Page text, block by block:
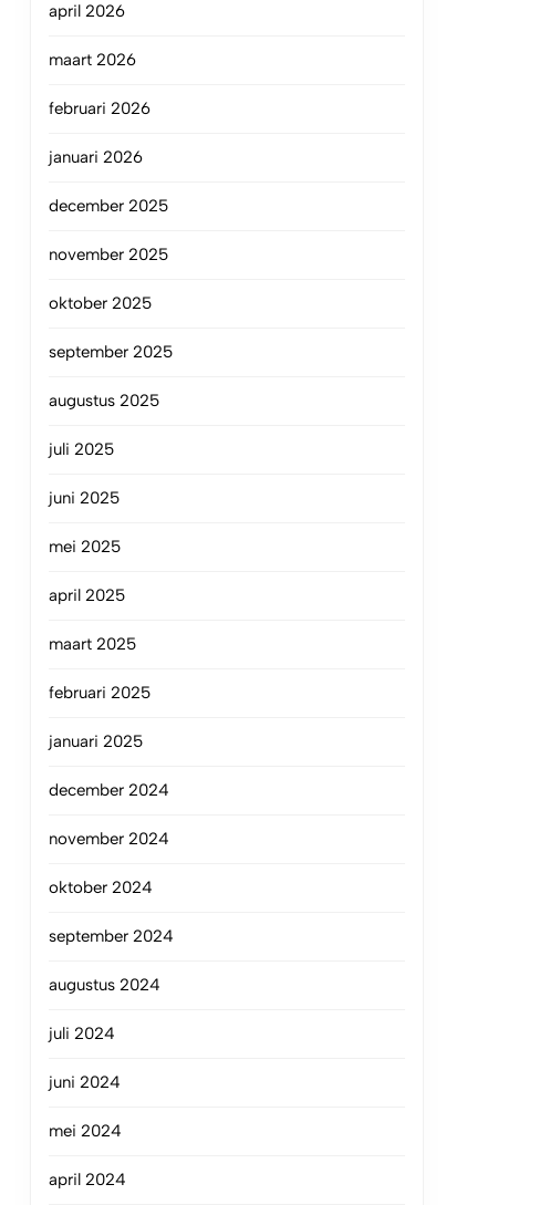
april 2026
maart 2026
februari 2026
januari 2026
december 2025
november 2025
oktober 2025
september 2025
augustus 2025
juli 2025
juni 2025
mei 2025
april 2025
maart 2025
februari 2025
januari 2025
december 2024
november 2024
oktober 2024
september 2024
augustus 2024
juli 2024
juni 2024
mei 2024
april 2024